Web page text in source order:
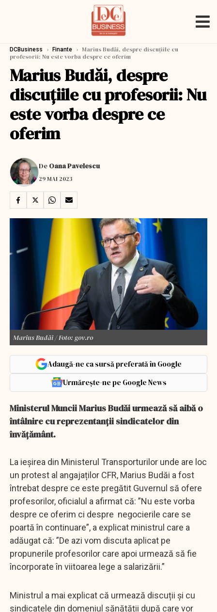
DCBusiness › Finante › Marius Budăi, despre discuțiile cu
profesorii: Nu este vorba despre ce oferim
Marius Budăi, despre
discuțiile cu profesorii: Nu
este vorba despre ce
oferim
De Oana Pavelescu
29 MAI 2023
Marius Budăi / Foto: gov.ro
Adaugă-ne ca sursă preferată în Google
Urmărește-ne pe Google News
Ministerul Muncii Marius Budăi urmează să aibă o
întâlnire cu reprezentanții sindicatelor din
învățământ.
La ieșirea din Ministerul Transporturilor unde are loc
un protest al angajaților CFR, Marius Budăi a fost
întrebat despre ce este pregătit Guvernul să ofere
profesorilor, oficialul a afirmat că: ”Nu este vorba
despre ce oferim ci despre negocierile care se
poartă în continuare”, a explicat ministrul care a
adăugat că: ”De azi vom discuta aplicat pe
propunerile profesorilor care apoi urmează să fie
încorporate în viitoarea lege a salarizării.”
Ministrul a mai explicat că urmează discuții și cu
sindicatele din domeniul sănătății după care vor